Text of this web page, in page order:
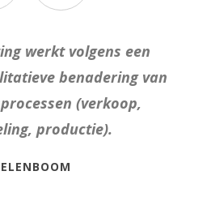
werkt volgens een
benadering van
(verkoop,
productie).
hele goede service en
levering.
heeft veel kennis op het
en backlight systemen.
is zeer goed; vragen
snel beantwoord.
product.